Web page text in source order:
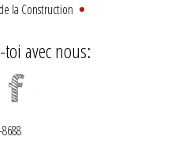
la Construction
avec nous: